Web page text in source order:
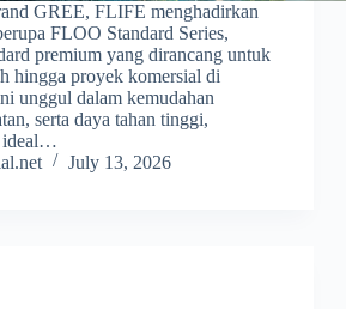
GREE, FLIFE menghadirkan
FLOO Standard Series,
premium yang dirancang untuk
hingga proyek komersial di
unggul dalam kemudahan
serta daya tahan tinggi,
ideal…
July 13, 2026